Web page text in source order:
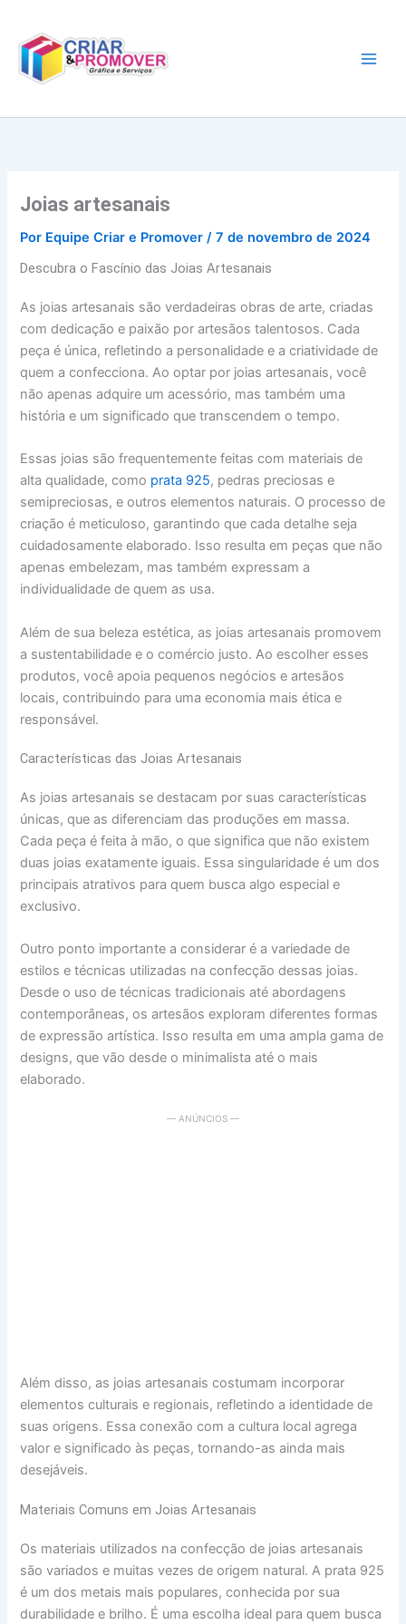
conteúdo
Joias artesanais
Por Equipe Criar e Promover/7 de novembro de 2024
Descubra o Fascínio das Joias Artesanais
As joias artesanais são verdadeiras obras de arte, criadas
com dedicação e paixão por artesãos talentosos. Cada
peça é única, refletindo a personalidade e a criatividade de
quem a confecciona. Ao optar por joias artesanais, você
não apenas adquire um acessório, mas também uma
história e um significado que transcendem o tempo.
Essas joias são frequentemente feitas com materiais de
alta qualidade, como prata 925, pedras preciosas e
semipreciosas, e outros elementos naturais. O processo de
criação é meticuloso, garantindo que cada detalhe seja
cuidadosamente elaborado. Isso resulta em peças que não
apenas embelezam, mas também expressam a
individualidade de quem as usa.
Além de sua beleza estética, as joias artesanais promovem
a sustentabilidade e o comércio justo. Ao escolher esses
produtos, você apoia pequenos negócios e artesãos
locais, contribuindo para uma economia mais ética e
responsável.
Características das Joias Artesanais
As joias artesanais se destacam por suas características
únicas, que as diferenciam das produções em massa.
Cada peça é feita à mão, o que significa que não existem
duas joias exatamente iguais. Essa singularidade é um dos
principais atrativos para quem busca algo especial e
exclusivo.
Outro ponto importante a considerar é a variedade de
estilos e técnicas utilizadas na confecção dessas joias.
Desde o uso de técnicas tradicionais até abordagens
contemporâneas, os artesãos exploram diferentes formas
de expressão artística. Isso resulta em uma ampla gama de
designs, que vão desde o minimalista até o mais
elaborado.
— ANÚNCIOS —
Além disso, as joias artesanais costumam incorporar
elementos culturais e regionais, refletindo a identidade de
suas origens. Essa conexão com a cultura local agrega
valor e significado às peças, tornando-as ainda mais
desejáveis.
Materiais Comuns em Joias Artesanais
Os materiais utilizados na confecção de joias artesanais
são variados e muitas vezes de origem natural. A prata 925
é um dos metais mais populares, conhecida por sua
durabilidade e brilho. É uma escolha ideal para quem busca